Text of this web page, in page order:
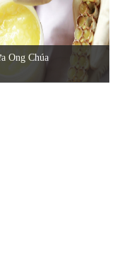
Ong Chúa